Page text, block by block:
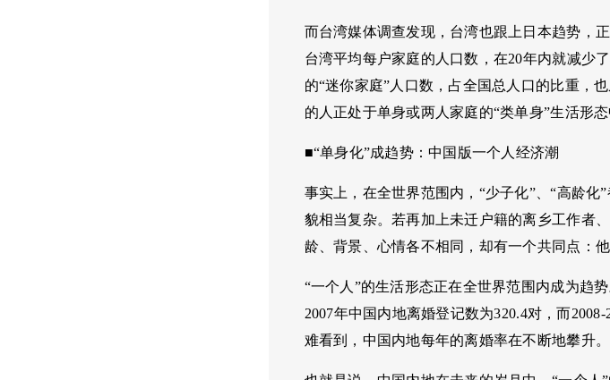
而台湾媒体调查发现，台湾也跟上日本趋势，
台湾平均每户家庭的人口数，在20年内就减少
的“迷你家庭”人口数，占全国总人口的比重，
的人正处于单身或两人家庭的“类单身”生活形态
■“单身化”成趋势：中国版一个人经济潮
事实上，在全世界范围内，“少子化”、“高龄
貌相当复杂。若再加上未迁户籍的离乡工作者
龄、背景、心情各不相同，却有一个共同点：他
“一个人”的生活形态正在全世界范围内成为趋
2007年中国内地离婚登记数为320.4对，而
难看到，中国内地每年的离婚率在不断地攀升。